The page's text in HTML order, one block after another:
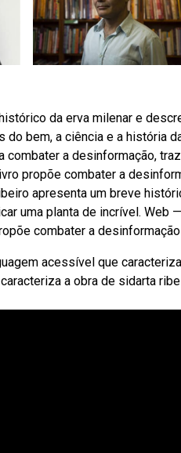
da erva milenar e
bem, a ciência e a história
a desinformação,
propõe combater a
apresenta um breve
uma planta de incrível. Web
combater a
acessível que
a obra de sidarta